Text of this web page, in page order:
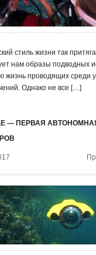
стиль жизни так
нам образы подводных
жизнь проводящих среди
Однако не все […]
— ПЕРВАЯ